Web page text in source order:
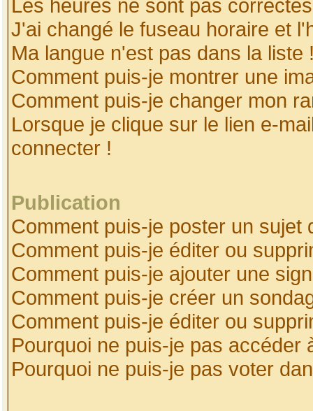
Les heures ne sont pas
J'ai changé le fuseau horaire et
Ma langue n'est pas dans la liste
Comment puis-je montrer une
Comment puis-je changer mon
Lorsque je clique sur le lien e-
connecter !
Publication
Comment puis-je poster un sujet
Comment puis-je éditer ou
Comment puis-je ajouter une
Comment puis-je créer un
Comment puis-je éditer ou
Pourquoi ne puis-je pas accéder
Pourquoi ne puis-je pas voter